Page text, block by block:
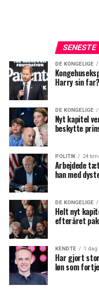
SENESTE
DE KONGELIGE
Harry sin far?
DE KONGELIGE
Nyt kapitel
beskytte
POLITIK 24
Arbejdede
han med
DE KONGELIGE
Helt nyt
efteråret
KENDTE 1 dag
Har gjort
løn som